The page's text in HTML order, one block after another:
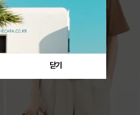
닫기